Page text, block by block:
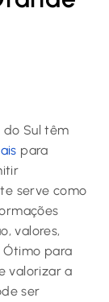
do Sul têm
para
serve como
valores,
Ótimo para
valorizar a
ser